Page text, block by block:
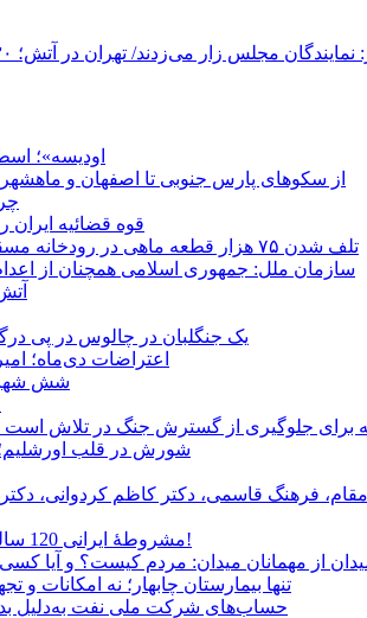
می‌زدند/ تهران در آتش؛ ۳۰ تیر ۱۳۳۱ میدان بهارستان چه خبر بود؟
«اودیسه»؛
از سکوهای پارس جنوبی تا اصفهان و
قوه قضائیه ایران
تلف شدن ۷۵ هزار قطعه ماهی در رودخانه مسقان شیراز بر اثر ورود شورابه فوق‌اشباع
سازمان ملل: جمهوری اسلامی همچنان از
یک جنگلبان در چالوس در پی
اعتراضات دی‌ماه؛
شش
جلوگیری از گسترش جنگ در تلاش است
شورش در قلب اورشلیم؛
مقام، فرهنگ قاسمی، دکتر کاظم کردوانی،
مشروطۀ ایرانی 120 ساله شد/ فراز و نشیب آری، شکست اما نه!
مهمانان میدان: مردم کیست؟ و آیا کسی می‌تواند نماینده ۹۰
تنها بیمارستان چابهار؛ نه امکانات
حساب‌های شرکت ملی نفت به‌دلیل بدهی ۲۸۷ هزار میلیارد تومانی